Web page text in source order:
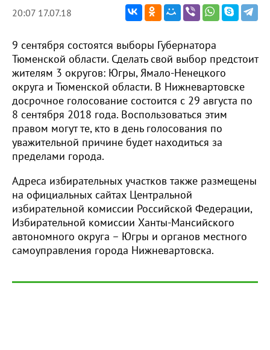
20:07 17.07.18
9 сентября состоятся выборы Губернатора
Тюменской области. Сделать свой выбор предстоит
жителям 3 округов: Югры, Ямало-Ненецкого
округа и Тюменской области. В Нижневартовске
досрочное голосование состоится с 29 августа по
8 сентября 2018 года. Воспользоваться этим
правом могут те, кто в день голосования по
уважительной причине будет находиться за
пределами города.
Адреса избирательных участков также размещены
на официальных сайтах Центральной
избирательной комиссии Российской Федерации,
Избирательной комиссии Ханты-Мансийского
автономного округа – Югры и органов местного
самоуправления города Нижневартовска.